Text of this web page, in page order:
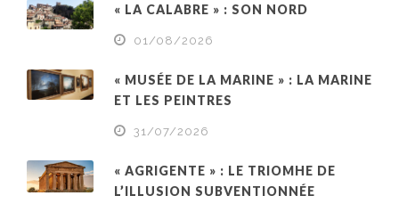
« LA CALABRE » : SON NORD
01/08/2026
« MUSÉE DE LA MARINE » : LA MARINE
ET LES PEINTRES
31/07/2026
« AGRIGENTE » : LE TRIOMHE DE
L’ILLUSION SUBVENTIONNÉE